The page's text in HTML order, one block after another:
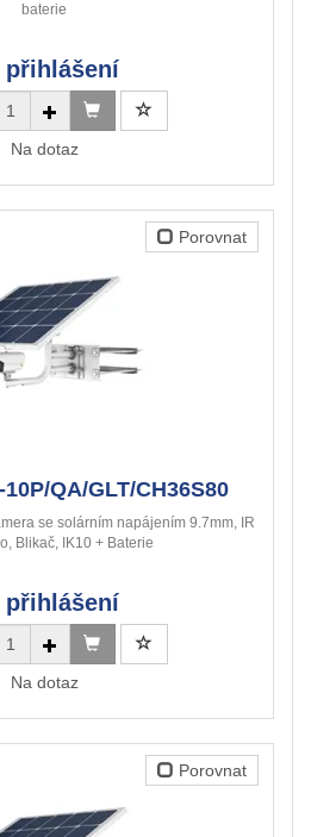
baterie
přihlášení
Na dotaz
Porovnat
QA/GLT/CH36S80
se solárním napájením 9.7mm, IR
Blikač, IK10 + Baterie
přihlášení
Na dotaz
Porovnat